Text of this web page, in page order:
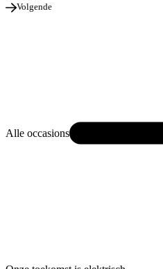
Volgende
Alle occasions